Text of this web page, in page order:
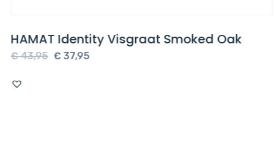
HAMAT Identity Visgraat Smoked Oak
€43,95
Oorspronkelijke
€37,95Huidige